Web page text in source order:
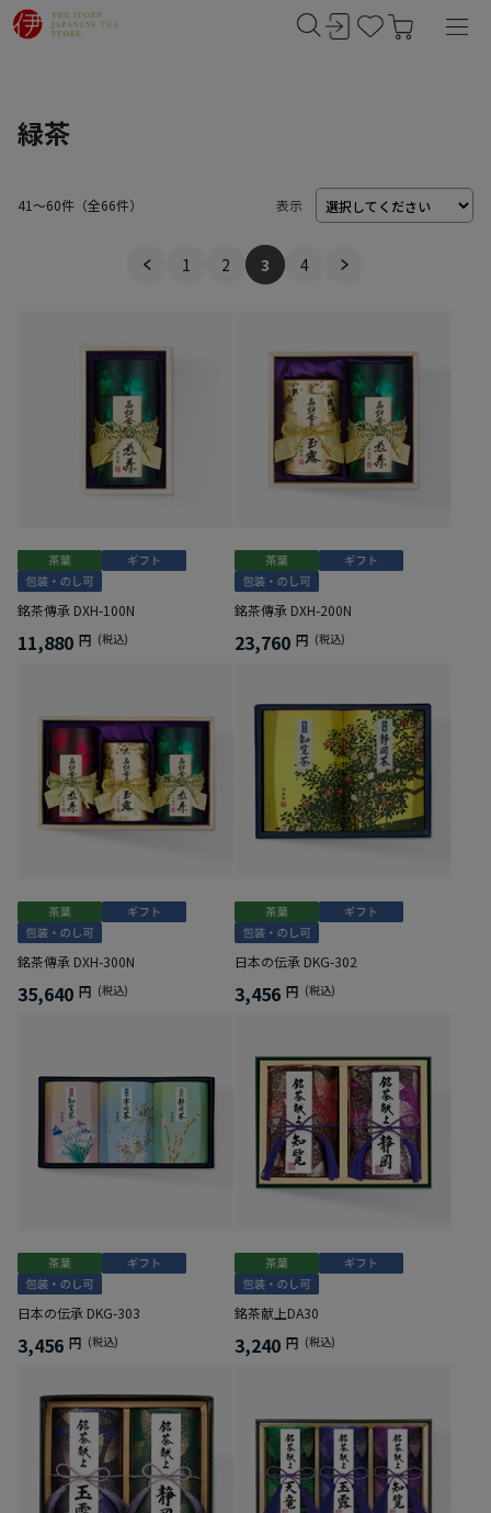
緑茶
表示
41～60件 （ 66件）
1 2 3 4
銘茶傳承 DXH-100N
11,880 円 (税込)
銘茶傳承 DXH-200N
23,760 円 (税込)
銘茶傳承 DXH-300N
35,640 円 (税込)
日本の伝承 DKG-302
3,456 円 (税込)
日本の伝承 DKG-303
3,456 円 (税込)
銘茶献上DA30
3,240 円 (税込)